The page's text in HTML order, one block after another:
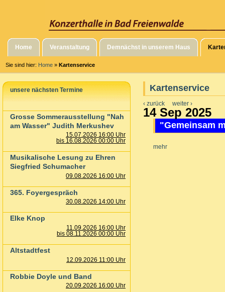
Home Veranstaltung Demnächst in unserem Haus
Sie sind hier: Home» Kartenservice
unsere nächsten Termine
Grosse Sommerausstellung "Nah
am Wasser" Judith Merkushev
15.07.2026 16:00 Uhr
bis 16.08.2026 00:00 Uhr
Musikalische Lesung zu Ehren
Siegfried Schumacher
09.08.2026 16:00 Uhr
365. Foyergespräch
30.08.2026 14:00 Uhr
Elke Knop
11.09.2026 16:00 Uhr
bis 08.11.2026 00:00 Uhr
Altstadtfest
12.09.2026 11:00 Uhr
Robbie Doyle und Band
20.09.2026 16:00 Uhr
Kartenservice
‹ zurück weiter ›
14 Sep 2025
"Gemeinsam
mehr